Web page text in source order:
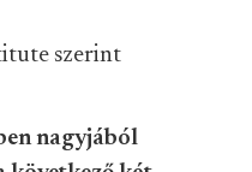
szerint
nagyjából